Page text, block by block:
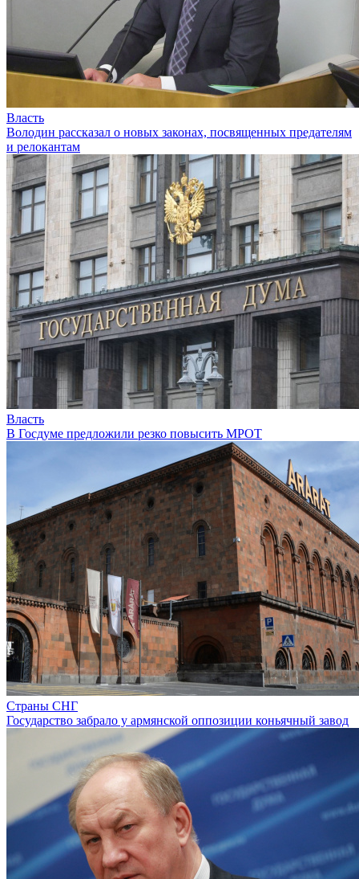
Власть
Володин рассказал о новых законах, посвященных предателям
и релокантам
Власть
В Госдуме предложили резко повысить МРОТ
Страны СНГ
Государство забрало у армянской оппозиции коньячный завод